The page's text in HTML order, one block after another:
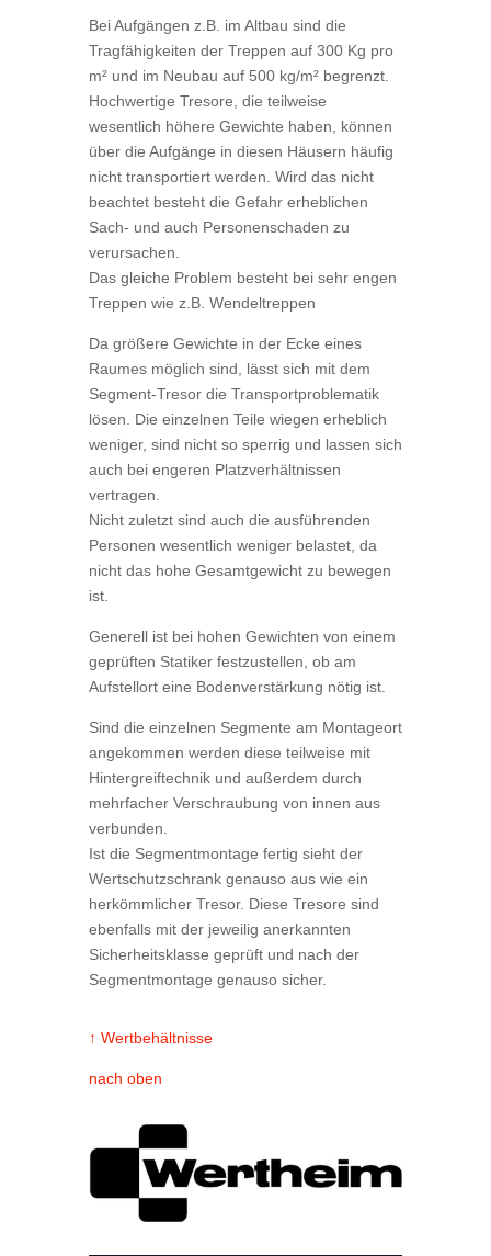
Bei Aufgängen z.B. im Altbau sind die
Tragfähigkeiten der Treppen auf 300 Kg pro
m² und im Neubau auf 500 kg/m² begrenzt.
Hochwertige Tresore, die teilweise
wesentlich höhere Gewichte haben, können
über die Aufgänge in diesen Häusern häufig
nicht transportiert werden. Wird das nicht
beachtet besteht die Gefahr erheblichen
Sach- und auch Personenschaden zu
verursachen.
Das gleiche Problem besteht bei sehr engen
Treppen wie z.B. Wendeltreppen
Da größere Gewichte in der Ecke eines
Raumes möglich sind, lässt sich mit dem
Segment-Tresor die Transportproblematik
lösen. Die einzelnen Teile wiegen erheblich
weniger, sind nicht so sperrig und lassen sich
auch bei engeren Platzverhältnissen
vertragen.
Nicht zuletzt sind auch die ausführenden
Personen wesentlich weniger belastet, da
nicht das hohe Gesamtgewicht zu bewegen
ist.
Generell ist bei hohen Gewichten von einem
geprüften Statiker festzustellen, ob am
Aufstellort eine Bodenverstärkung nötig ist.
Sind die einzelnen Segmente am Montageort
angekommen werden diese teilweise mit
Hintergreiftechnik und außerdem durch
mehrfacher Verschraubung von innen aus
verbunden.
Ist die Segmentmontage fertig sieht der
Wertschutzschrank genauso aus wie ein
herkömmlicher Tresor. Diese Tresore sind
ebenfalls mit der jeweilig anerkannten
Sicherheitsklasse geprüft und nach der
Segmentmontage genauso sicher.
↑ Wertbehältnisse
nach oben